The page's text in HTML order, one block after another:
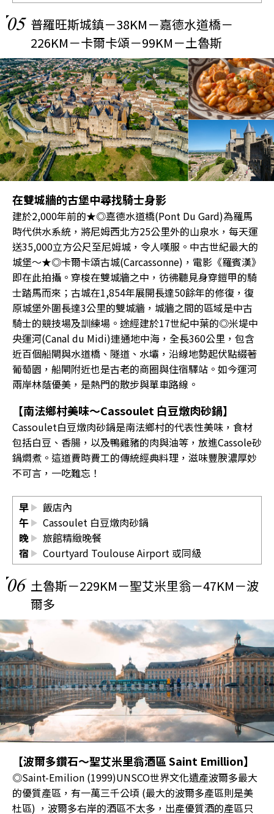
05 普羅旺斯城鎮－38KM－嘉德水道橋－
226KM－卡爾卡頌－99KM－土魯斯
在雙城牆的古堡中尋找騎士身影
建於2,000年前的★◎嘉德水道橋(Pont Du Gard)為羅馬
時代供水系統，將尼姆西北方25公里外的山泉水，每天運
送35,000立方公尺至尼姆城，令人嘆服。中古世紀最大的
城堡～★◎卡爾卡頌古城(Carcassonne)，電影《羅賓漢》
即在此拍攝。穿梭在雙城牆之中，彷彿聽見身穿鎧甲的騎
士踏馬而來；古城在1,854年展開長達50餘年的修復，復
原城堡外圍長達3公里的雙城牆，城牆之間的區域是中古
騎士的競技場及訓練場。途經建於17世紀中葉的◎米堤中
央運河(Canal du Midi)連通地中海，全長360公里，包含
近百個船閘與水道橋、隧道、水壩，沿線地勢起伏點綴著
葡萄園，船閘附近也是古老的商圈與住宿驛站。如今運河
兩岸林蔭優美，是熱門的散步與單車路線。
【南法鄉村美味～Cassoulet 白豆燉肉砂鍋】
Cassoulet白豆燉肉砂鍋是南法鄉村的代表性美味，食材
包括白豆、香腸，以及鴨雞豬的肉與油等，放進Cassole砂
鍋燜煮。這道費時費工的傳統經典料理，滋味豐腴濃厚妙
不可言，一吃難忘！
早
飯店內
午
Cassoulet 白豆燉肉砂鍋
晚
旅館精緻晚餐
宿
Courtyard Toulouse Airport 或同級
06 土魯斯－229KM－聖艾米里翁－47KM－波
爾多
【波爾多鑽石～聖艾米里翁酒區 Saint Emillion】
◎Saint-Emilion (1999)UNSCO世界文化遺產波爾多最大
的優質產區，有一萬三千公頃 (最大的波爾多產區則是美
杜區) ，波爾多右岸的酒區不太多，出產優質酒的產區只